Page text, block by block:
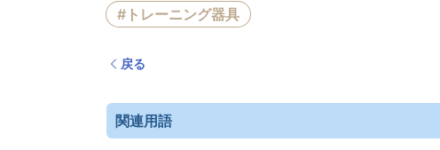
#トレーニング器具
戻る
関連用語